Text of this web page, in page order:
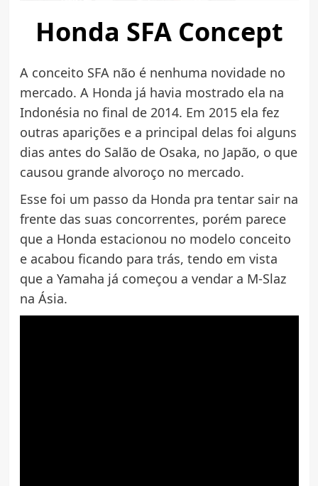
Honda SFA Concept
A conceito SFA não é nenhuma novidade no
mercado. A Honda já havia mostrado ela na
Indonésia no final de 2014. Em 2015 ela fez
outras aparições e a principal delas foi alguns
dias antes do Salão de Osaka, no Japão, o que
causou grande alvoroço no mercado.
Esse foi um passo da Honda pra tentar sair na
frente das suas concorrentes, porém parece
que a Honda estacionou no modelo conceito
e acabou ficando para trás, tendo em vista
que a Yamaha já começou a vendar a M-Slaz
na Ásia.